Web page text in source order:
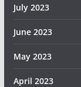
July 2023
June 2023
May 2023
April 2023